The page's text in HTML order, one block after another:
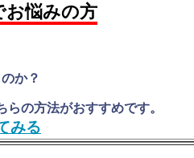
お悩みの方
か？
の方法がおすすめです。
みる